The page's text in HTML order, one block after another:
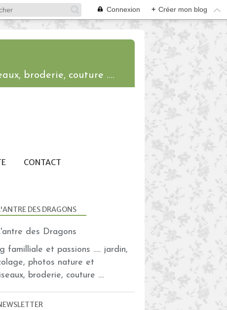
Connexion + Créer mon blog
broderie, couture ....
CONTACT
DES DRAGONS
familliale et passions ..... jardin,
photos nature et
broderie, couture ....